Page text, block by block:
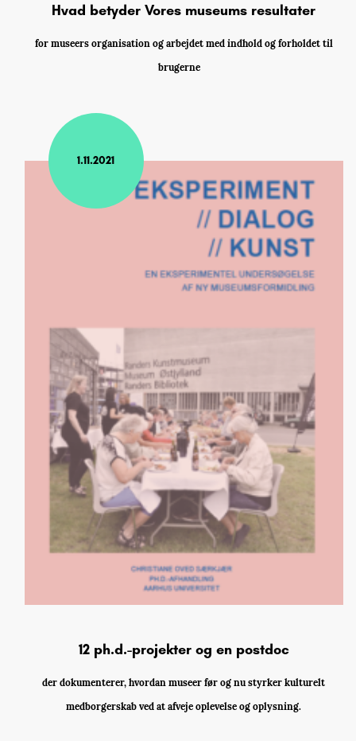
Hvad betyder Vores museums resultater
for museers organisation og arbejdet med indhold og forholdet til
brugerne
1.11.2021
12 ph.d.-projekter og en postdoc
der dokumenterer, hvordan museer før og nu styrker kulturelt
medborgerskab ved at afveje oplevelse og oplysning.